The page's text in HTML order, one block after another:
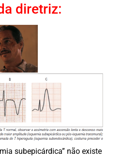
diretriz:
subepicárdica” não existe